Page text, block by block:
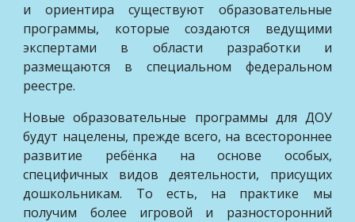
и ориентира существуют образовательные
программы, которые создаются ведущими
экспертами в области разработки и
размещаются в специальном федеральном
реестре.
Новые образовательные программы для ДОУ
будут нацелены, прежде всего, на всестороннее
развитие ребёнка на основе особых,
специфичных видов деятельности, присущих
дошкольникам. То есть, на практике мы
получим более игровой и разносторонний